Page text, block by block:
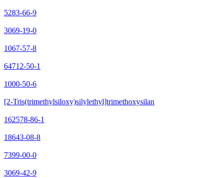
5283-66-9
3069-19-0
1067-57-8
64712-50-1
1000-50-6
[2-Tris(trimethylsiloxy)silylethyl]trimethoxysilan
162578-86-1
18643-08-8
7399-00-0
3069-42-9